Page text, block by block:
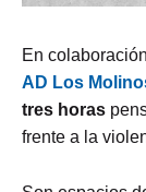
En
AD Los
tres horas
frente a la